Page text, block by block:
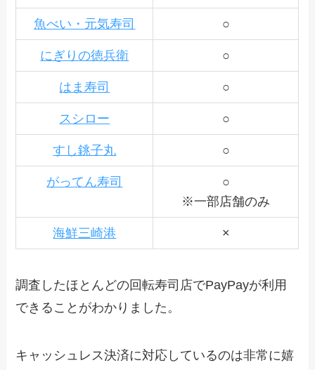
魚べい・元気寿司 ○
にぎりの徳兵衛 ○
はま寿司 ○
スシロー ○
すし銚子丸 ○
がってん寿司
○
※一部店舗のみ
海鮮三崎港 ×
調査したほとんどの回転寿司店でPayPayが利用
できることがわかりました。
キャッシュレス決済に対応しているのは非常に嬉